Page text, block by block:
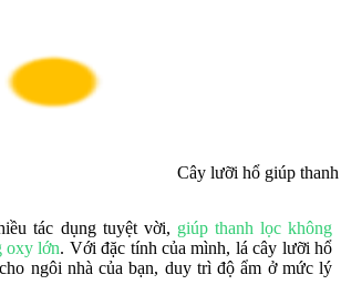
Cây lưỡi hổ giúp
tác dụng tuyệt vời, giúp thanh lọc không
oxy lớn. Với đặc tính của mình, lá cây lưỡi hổ
cho ngôi nhà của bạn, duy trì độ ẩm ở mức lý